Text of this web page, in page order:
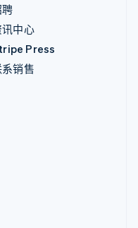
中心
Press
销售